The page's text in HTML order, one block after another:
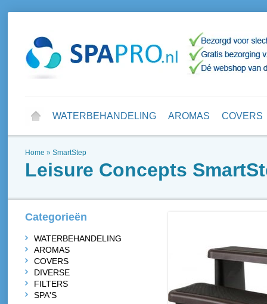
WATERBEHANDELING AROMAS COVERS
Home » SmartStep
Leisure Concepts
Categorieën
WATERBEHANDELING
AROMAS
COVERS
DIVERSE
FILTERS
SPA'S